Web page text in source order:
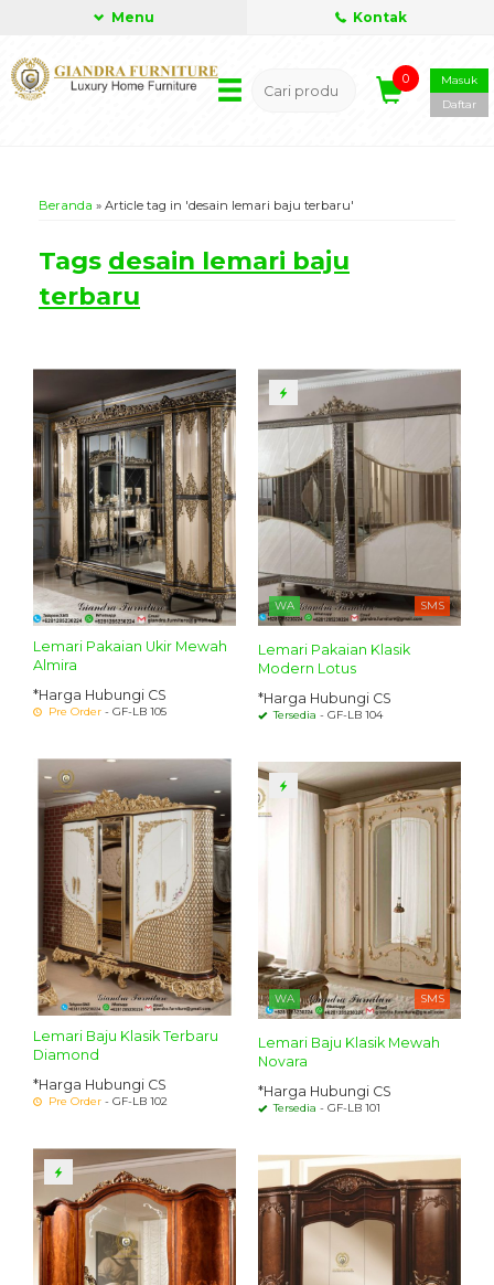
Menu Kontak
0
Masuk
Daftar
Beranda » Article tag in 'desain lemari baju terbaru'
Tags desain lemari baju
terbaru
Lemari Pakaian Ukir Mewah
Almira
*Harga Hubungi CS
Pre Order - GF-LB 105
WA SMS
Lemari Pakaian Klasik
Modern Lotus
*Harga Hubungi CS
Tersedia - GF-LB 104
Lemari Baju Klasik Terbaru
Diamond
*Harga Hubungi CS
Pre Order - GF-LB 102
WA SMS
Lemari Baju Klasik Mewah
Novara
*Harga Hubungi CS
Tersedia - GF-LB 101